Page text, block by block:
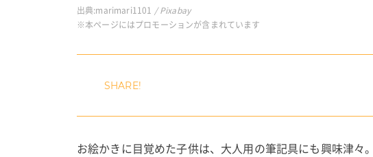
出典:marimari1101 / Pixabay
※本ページにはプロモーションが含まれています
お絵かきに目覚めた子供は、大人用の筆記具にも興味津々。